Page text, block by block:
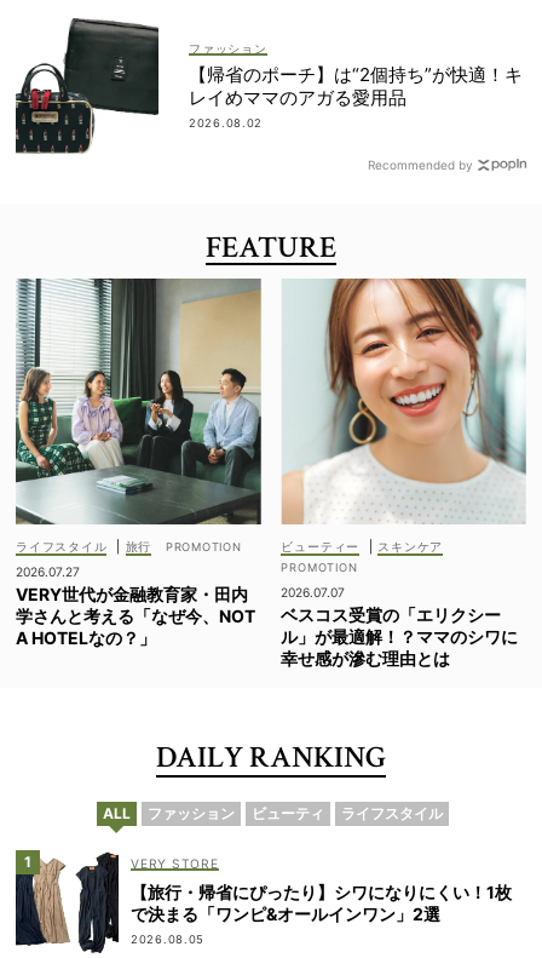
ファッション
【帰省のポーチ】は“2個持ち”が快適！キ
レイめママのアガる愛用品
2026.08.02
Recommended by
FEATURE
ライフスタイル
旅行
2026.07.27
VERY世代が金融教育家・田内
学さんと考える「なぜ今、NOT
A HOTELなの？」
ビューティー スキンケア
2026.07.07
ベスコス受賞の「エリクシー
ル」が最適解！？ママのシワに
幸せ感が滲む理由とは
DAILY RANKING
ALL ファッション ビューティ ライフスタイル
VERY STORE
【旅行・帰省にぴったり】シワになりにくい！1枚
で決まる「ワンピ&オールインワン」2選
2026.08.05